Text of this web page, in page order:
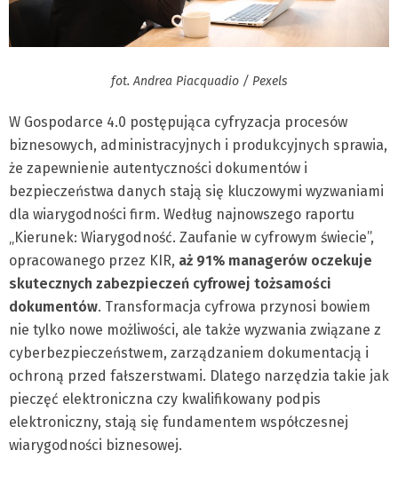
fot. Andrea Piacquadio / Pexels
W Gospodarce 4.0 postępująca cyfryzacja procesów
biznesowych, administracyjnych i produkcyjnych sprawia,
że zapewnienie autentyczności dokumentów i
bezpieczeństwa danych stają się kluczowymi wyzwaniami
dla wiarygodności firm. Według najnowszego raportu
„Kierunek: Wiarygodność. Zaufanie w cyfrowym świecie”,
opracowanego przez KIR, aż 91% managerów oczekuje
skutecznych zabezpieczeń cyfrowej tożsamości
dokumentów. Transformacja cyfrowa przynosi bowiem
nie tylko nowe możliwości, ale także wyzwania związane z
cyberbezpieczeństwem, zarządzaniem dokumentacją i
ochroną przed fałszerstwami. Dlatego narzędzia takie jak
pieczęć elektroniczna czy kwalifikowany podpis
elektroniczny, stają się fundamentem współczesnej
wiarygodności biznesowej.